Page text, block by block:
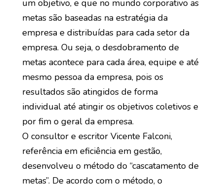
um objetivo, e que no mundo corporativo as
metas são baseadas na estratégia da
empresa e distribuídas para cada setor da
empresa. Ou seja, o desdobramento de
metas acontece para cada área, equipe e até
mesmo pessoa da empresa, pois os
resultados são atingidos de forma
individual até atingir os objetivos coletivos e
por fim o geral da empresa.
O consultor e escritor Vicente Falconi,
referência em eficiência em gestão,
desenvolveu o método do “cascatamento de
metas”. De acordo com o método, o